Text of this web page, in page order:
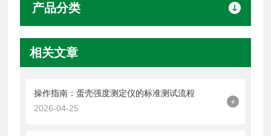
产品分类
相关文章
操作指南：蛋壳强度测定仪的标准测试流程
2026-04-25
+